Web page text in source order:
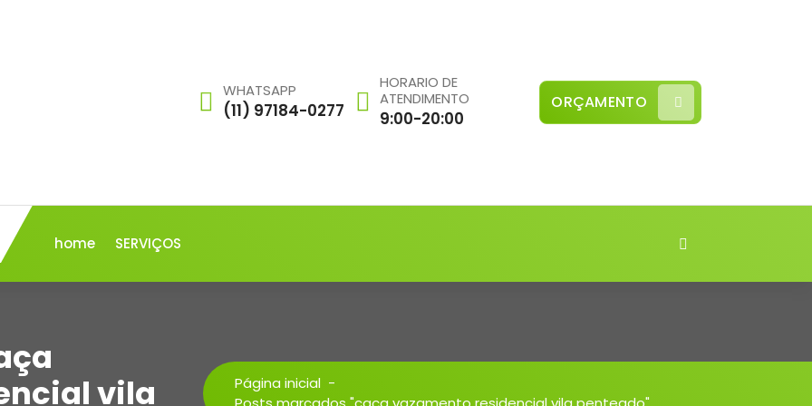
WHATSAPP
(11) 97184-0277
HORARIO DE
ATENDIMENTO
9:00-20:00
ORÇAMENTO
home SERVIÇOS
vila
Página inicial -